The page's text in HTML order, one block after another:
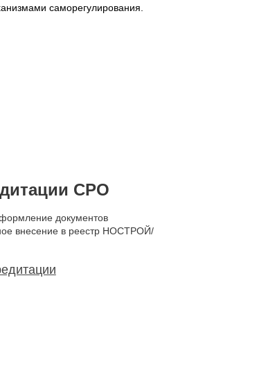
саморегулирования.
СРО
документов
внесение в реестр НОСТРОЙ/